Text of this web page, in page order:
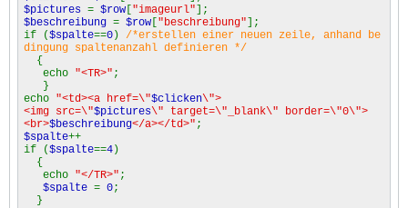
$pictures = $row ["imageurl"];
$beschreibung = $row ["beschreibung"];
if ($spalte==0) /*erstellen einer neuen zeile, anhand be
dingung spaltenanzahl definieren */
{
echo "<TR>" ;
}
echo "<td><a href=\"$clicken\">
<img src=\"$pictures\" target=\"_blank\" border=\"0\">
<br>$beschreibung</a></td>" ;
$spalte++
if ($spalte==4)
{
echo "</TR>" ;
$spalte = 0;
}